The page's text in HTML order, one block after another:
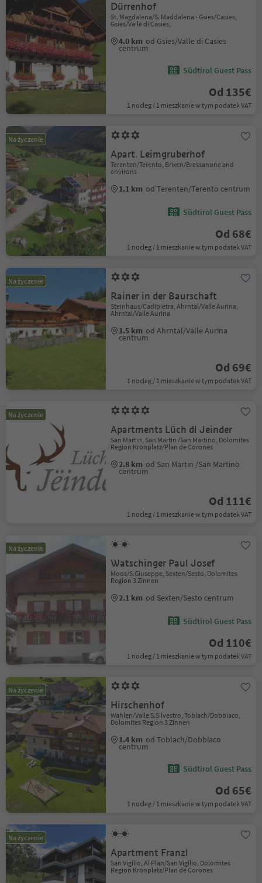
Dürrenhof
St. Magdalena/S. Maddalena - Gsies/Casies,
Gsies/Valle di Casies,
4.0 km od Gsies/Valle di Casies
centrum
Südtirol Guest Pass
Od 135€
1 nocleg / 1 mieszkanie w tym podatek VAT
Na życzenie
Apart. Leimgruberhof
Terenten/Terento, Brixen/Bressanone and
environs
1.1 km od Terenten/Terento centrum
Südtirol Guest Pass
Od 68€
1 nocleg / 1 mieszkanie w tym podatek VAT
Na życzenie
Rainer in der Baurschaft
Steinhaus/Cadipietra, Ahrntal/Valle Aurina,
Ahrntal/Valle Aurina
1.5 km od Ahrntal/Valle Aurina
centrum
Od 69€
1 nocleg / 1 mieszkanie w tym podatek VAT
Na życzenie
Apartments Lüch dl Jeinder
San Martin, San Martin /San Martino, Dolomites
Region Kronplatz/Plan de Corones
2.8 km od San Martin /San Martino
centrum
Od 111€
1 nocleg / 1 mieszkanie w tym podatek VAT
Na życzenie
Watschinger Paul Josef
Moos/S.Giuseppe, Sexten/Sesto, Dolomites
Region 3 Zinnen
2.1 km od Sexten/Sesto centrum
Südtirol Guest Pass
Od 110€
1 nocleg / 1 mieszkanie w tym podatek VAT
Na życzenie
Hirschenhof
Wahlen/Valle S.Silvestro, Toblach/Dobbiaco,
Dolomites Region 3 Zinnen
1.4 km od Toblach/Dobbiaco
centrum
Südtirol Guest Pass
Od 65€
1 nocleg / 1 mieszkanie w tym podatek VAT
Na życzenie
Apartment Franzl
San Vigilio, Al Plan/San Vigilio, Dolomites
Region Kronplatz/Plan de Corones